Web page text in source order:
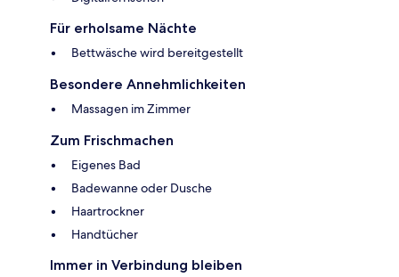
Für erholsame Nächte
Bettwäsche wird bereitgestellt
Besondere Annehmlichkeiten
Massagen im Zimmer
Zum Frischmachen
Eigenes Bad
Badewanne oder Dusche
Haartrockner
Handtücher
Immer in Verbindung bleiben